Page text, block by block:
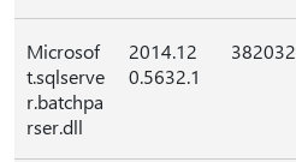
Microsof
t.sqlserve
r.batchpa
rser.dll
2014.12
0.5632.1
382032